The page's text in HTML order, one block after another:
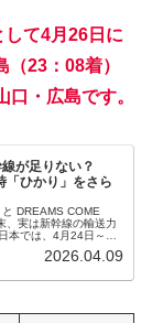
て4月26日に
23：08着）
・広島です。
線が足りない？
「ひかり」をさら
DREAMS COME
、実は新幹線の輸送力
本では、4月24日～26
2026.04.09